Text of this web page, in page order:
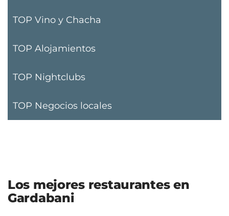
TOP Vino y Chacha
TOP Alojamientos
TOP Nightclubs
TOP Negocios locales
Los mejores restaurantes en
Gardabani